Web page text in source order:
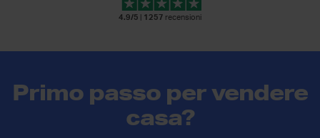
4.9/5 1257 recensioni
Primo passo per vendere
casa?